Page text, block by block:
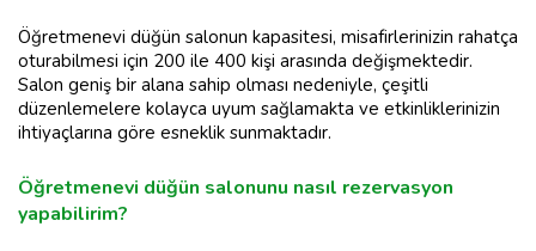
Öğretmenevi düğün salonun kapasitesi, misafirlerinizin rahatça
oturabilmesi için 200 ile 400 kişi arasında değişmektedir.
Salon geniş bir alana sahip olması nedeniyle, çeşitli
düzenlemelere kolayca uyum sağlamakta ve etkinliklerinizin
ihtiyaçlarına göre esneklik sunmaktadır.
Öğretmenevi düğün salonunu nasıl rezervasyon
yapabilirim?